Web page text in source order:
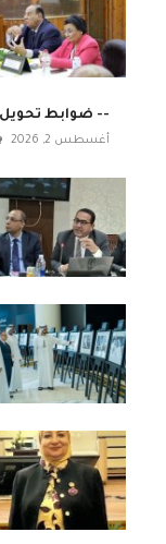
-- ضوابط تحويل
أغسطس 2, 2026